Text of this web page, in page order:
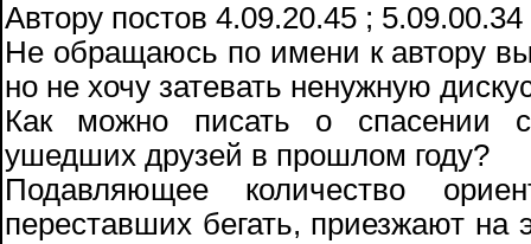
Автору постов 4.09.20.45 ;
Не обращаюсь по имени к автору
но не хочу затевать ненужную
Как можно писать о спасении
ушедших друзей в прошлом году?
Подавляющее количество
переставших бегать, приезжают на